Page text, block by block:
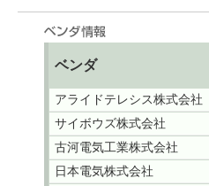
ベンダ
アライドテレシス株式会社
サイボウズ株式会社
古河電気工業株式会社
日本電気株式会社